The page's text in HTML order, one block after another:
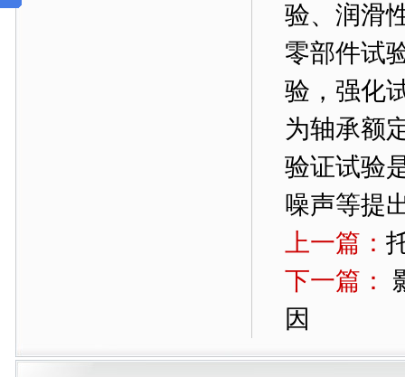
验、润滑
零部件试
验，强化
为轴承额
验证试验
噪声等提
上一篇：
下一篇：
因